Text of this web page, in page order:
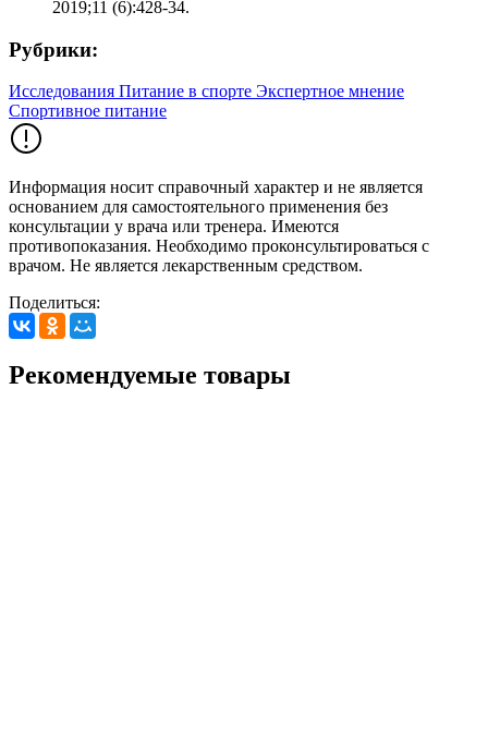
2019;11 (6):428-34.
Рубрики:
Исследования Питание в спорте Экспертное мнение
Спортивное питание
Информация носит справочный характер и не является
основанием для самостоятельного применения без
консультации у врача или тренера. Имеются
противопоказания. Необходимо проконсультироваться с
врачом. Не является лекарственным средством.
Поделиться:
Рекомендуемые товары